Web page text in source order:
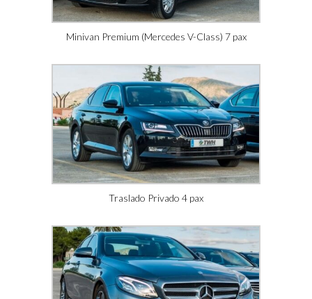
Minivan Premium (Mercedes V-Class) 7 pax
Traslado Privado 4 pax